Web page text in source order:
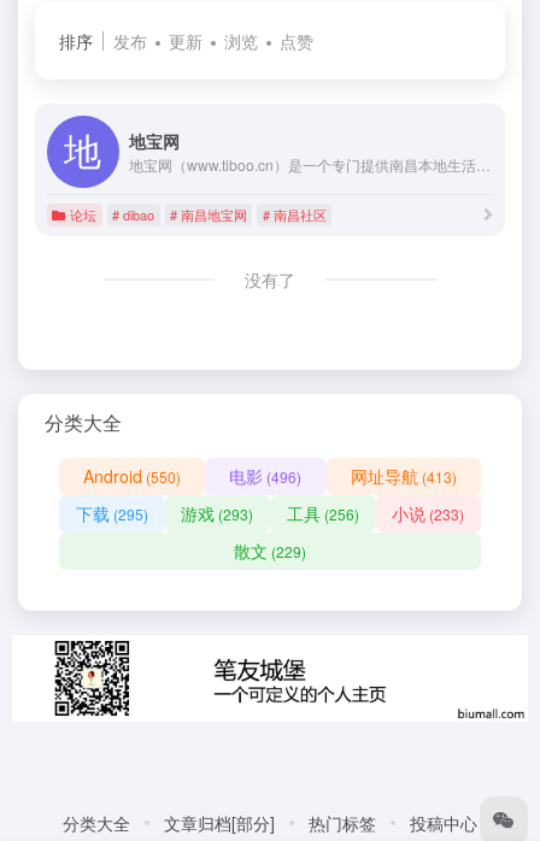
排序 发布 更新 浏览 点赞
地宝网
论坛 # dibao # 南昌地宝网 # 南昌社区
没有了
分类大全
Android (550) 电影 (496) 网址导航 (413)
下载 (295) 游戏 (293) 工具(256) 小说 (233)
散文 (229)
分类大全 文章归档[部分] 热门标签 投稿中心